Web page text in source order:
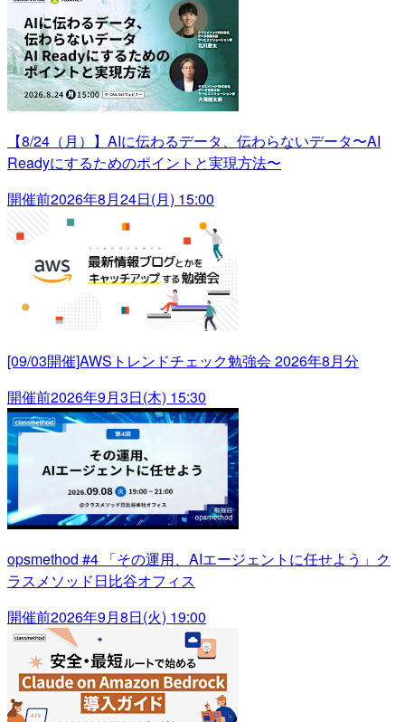
【8/24（月）】AIに伝わるデータ、伝わらないデータ〜AI
Readyにするためのポイントと実現方法〜
開催前2026年8月24日(月) 15:00
[09/03開催]AWSトレンドチェック勉強会 2026年8月分
開催前2026年9月3日(木) 15:30
opsmethod #4 「その運用、AIエージェントに任せよう」ク
ラスメソッド日比谷オフィス
開催前2026年9月8日(火) 19:00